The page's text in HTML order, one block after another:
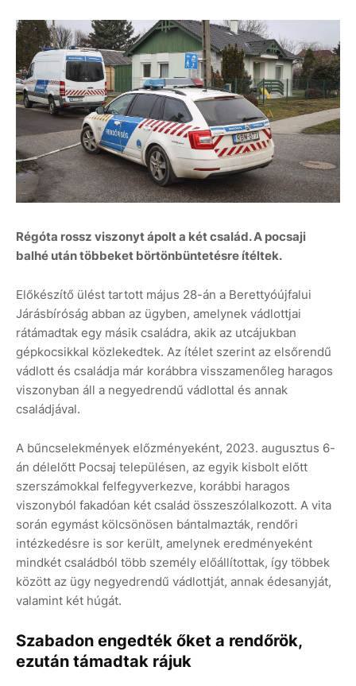
Régóta rossz viszonyt ápolt a két család. A pocsaji
balhé után többeket börtönbüntetésre ítéltek.
Előkészítő ülést tartott május 28-án a Berettyóújfalui
Járásbíróság abban az ügyben, amelynek vádlottjai
rátámadtak egy másik családra, akik az utcájukban
gépkocsikkal közlekedtek. Az ítélet szerint az elsőrendű
vádlott és családja már korábbra visszamenőleg haragos
viszonyban áll a negyedrendű vádlottal és annak
családjával.
A bűncselekmények előzményeként, 2023. augusztus 6-
án délelőtt Pocsaj településen, az egyik kisbolt előtt
szerszámokkal felfegyverkezve, korábbi haragos
viszonyból fakadóan két család összeszólalkozott. A vita
során egymást kölcsönösen bántalmazták, rendőri
intézkedésre is sor került, amelynek eredményeként
mindkét családból több személy előállítottak, így többek
között az ügy negyedrendű vádlottját, annak édesanyját,
valamint két húgát.
Szabadon engedték őket a rendőrök,
ezután támadtak rájuk